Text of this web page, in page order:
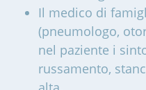
Il medico di
(pneumologo,
nel paziente i
russamento,